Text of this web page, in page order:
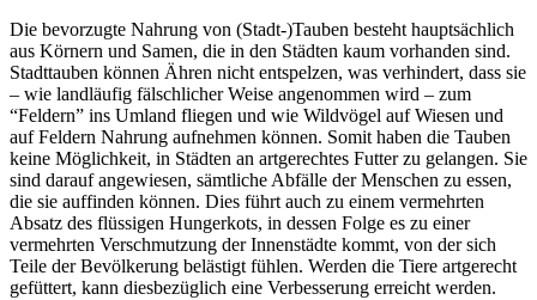
Die bevorzugte Nahrung von (Stadt-)Tauben besteht hauptsächlich
aus Körnern und Samen, die in den Städten kaum vorhanden sind.
Stadttauben können Ähren nicht entspelzen, was verhindert, dass sie
– wie landläufig fälschlicher Weise angenommen wird – zum
“Feldern” ins Umland fliegen und wie Wildvögel auf Wiesen und
auf Feldern Nahrung aufnehmen können. Somit haben die Tauben
keine Möglichkeit, in Städten an artgerechtes Futter zu gelangen. Sie
sind darauf angewiesen, sämtliche Abfälle der Menschen zu essen,
die sie auffinden können. Dies führt auch zu einem vermehrten
Absatz des flüssigen Hungerkots, in dessen Folge es zu einer
vermehrten Verschmutzung der Innenstädte kommt, von der sich
Teile der Bevölkerung belästigt fühlen. Werden die Tiere artgerecht
gefüttert, kann diesbezüglich eine Verbesserung erreicht werden.